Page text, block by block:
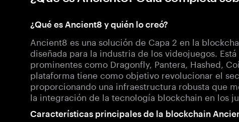
¿Qué es Ancient8 y quién lo creó?
Ancient8 es una solución de Capa 2 en la
diseñada para la industria de los videojuegos.
prominentes como Dragonfly, Pantera, Hashed,
plataforma tiene como objetivo revolucionar el
proporcionando una infraestructura robusta que
la integración de la tecnología blockchain en los
Características principales de la blockchain